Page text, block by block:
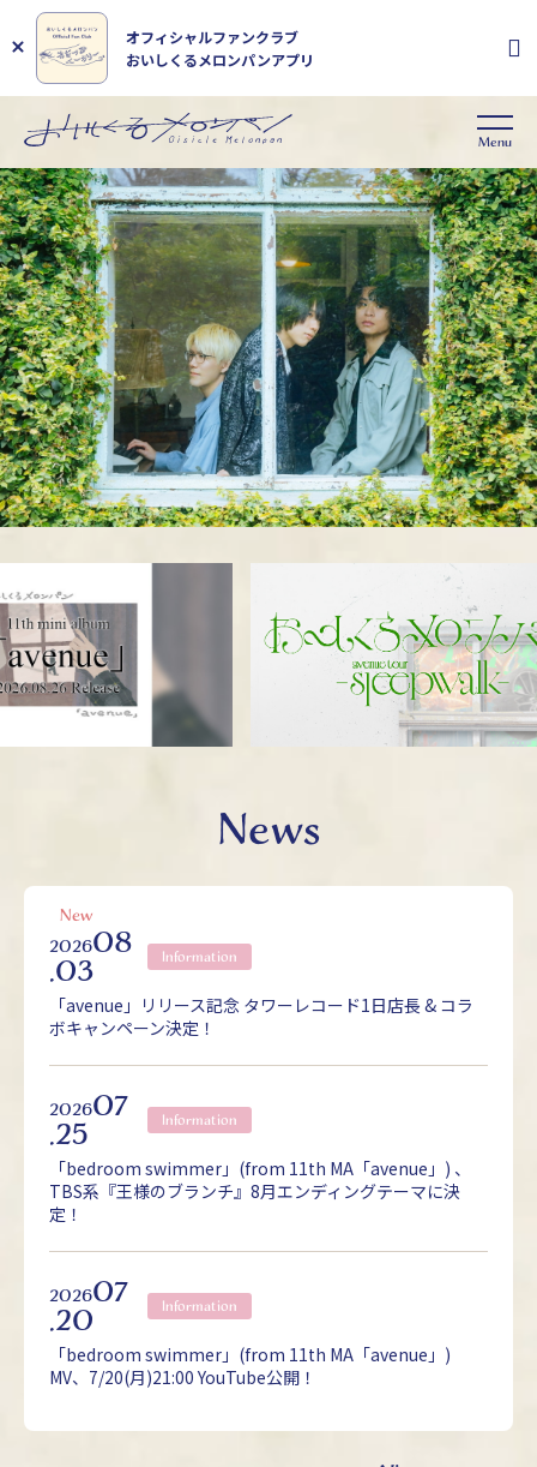
オフィシャルファンクラブ
おいしくるメロンパンアプリ
News
202608
.03
Information
「avenue」リリース記念 タワーレコード1日店長 & コラ
ボキャンペーン決定！
202607
.25
Information
「bedroom swimmer」(from 11th MA「avenue」) 、
TBS系『王様のブランチ』8月エンディングテーマに決
定！
202607
.20
Information
「bedroom swimmer」(from 11th MA「avenue」)
MV、7/20(月)21:00 YouTube公開！